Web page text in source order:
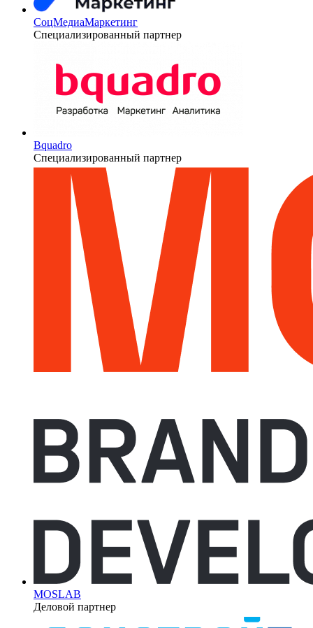
СоцМедиаМаркетинг
Специализированный партнер
Bquadro
Специализированный партнер
MOSLAB
Деловой партнер